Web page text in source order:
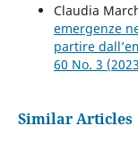
Claudia
emergenze
partire
60 No. 3
Similar Articles